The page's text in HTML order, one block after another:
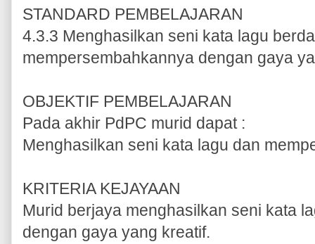
STANDARD PEMBELAJARAN
4.3.3 Menghasilkan seni kata lagu
mempersembahkannya dengan gaya
OBJEKTIF PEMBELAJARAN
Pada akhir PdPC murid dapat :
Menghasilkan seni kata lagu dan
KRITERIA KEJAYAAN
Murid berjaya menghasilkan seni kata
dengan gaya yang kreatif.